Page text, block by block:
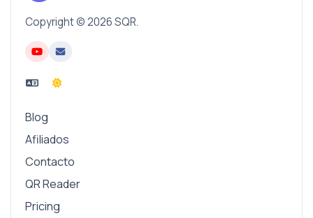
Copyright © 2026 SQR.
Blog
Afiliados
Contacto
QR Reader
Pricing